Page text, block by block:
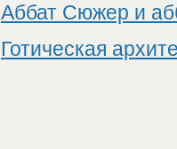
Аббат Сюжер и
Готическая